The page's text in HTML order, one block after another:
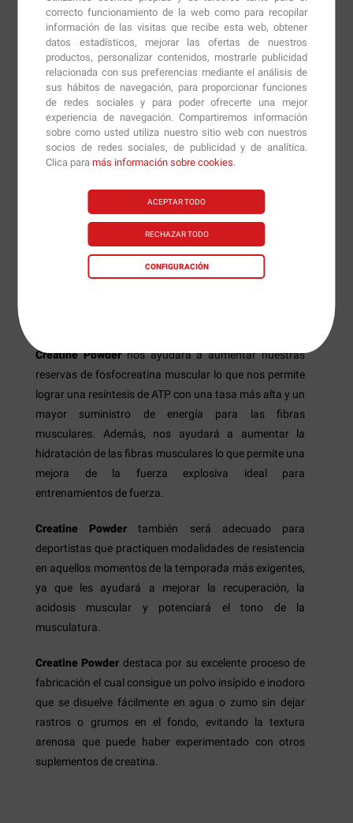
correcto funcionamiento de la web como para recopilar
información de las visitas que recibe esta web, obtener
datos estadísticos, mejorar las ofertas de nuestros
productos, personalizar contenidos, mostrarle publicidad
relacionada con sus preferencias mediante el análisis de
sus hábitos de navegación, para proporcionar funciones
de redes sociales y para poder ofrecerte una mejor
experiencia de navegación. Compartiremos información
sobre como usted utiliza nuestro sitio web con nuestros
socios de redes sociales, de publicidad y de analítica.
Clica paramás información sobre cookies.
ACEPTAR TODO
RECHAZAR TODO
CONFIGURACIÓN
Creatine Powder deOptimum Nutritiones un
suplemento dietético compuesto únicamente por
monohidratado de creatina pure de calidad
farmacéutica. La creatina es una molécula peptídica
formada por la unión de los aminoácidos arginina,
glicina y metionina que se caracteriza por sus múltiples
funciones y beneficios en la estructura muscular y en el
La creatina es un ácido orgánico nitrogenado
fundamental para que los niveles de energía de
nuestros músculos sean elevados, ya que la creatina se
almacena en los músculos y al iniciar la actividad física
Creatine Powdernos ayudará a aumentar nuestras
reservas de fosfocreatina muscular lo que nos permite
lograr una resíntesis de ATP con una tasa más alta y un
mayor suministro de energía para las fibras
musculares. Además, nos ayudará a aumentar la
hidratación de las fibras musculares lo que permite una
mejora de la fuerza explosiva ideal para
entrenamientos de fuerza.
Creatine Powdertambién será adecuado para
deportistas que practiquen modalidades de resistencia
en aquellos momentos de la temporada más exigentes,
ya que les ayudará a mejorar la recuperación, la
acidosis muscular y potenciará el tono de la
musculatura.
Creatine Powder destaca por su excelente proceso de
fabricación el cual consigue un polvo insípido e inodoro
que se disuelve fácilmente en agua o zumo sin dejar
rastros o grumos en el fondo, evitando la textura
arenosa que puede haber experimentado con otros
suplementos de creatina.